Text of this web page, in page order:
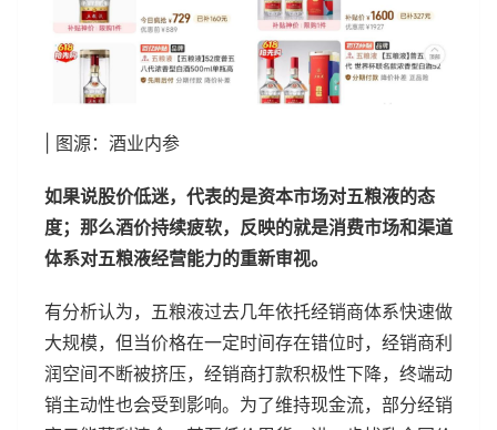
| 图源：酒业内参
如果说股价低迷，代表的是资本市场对五粮液的态
度；那么酒价持续疲软，反映的就是消费市场和渠道
体系对五粮液经营能力的重新审视。
有分析认为，五粮液过去几年依托经销商体系快速做
大规模，但当价格在一定时间存在错位时，经销商利
润空间不断被挤压，经销商打款积极性下降，终端动
销主动性也会受到影响。为了维持现金流，部分经销